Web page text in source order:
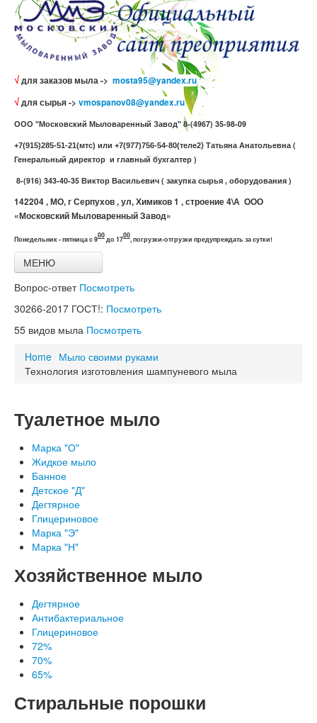
√для заказов мыла -> mosta95@yandex.ru
√для сырья -> vmospanov08@yandex.ru
ООО "Московский Мыловаренный Завод" 8-(4967) 35-98-09
+7(915)285-51-21(мтс) или +7(977)756-54-80(теле2) Татьяна Анатольевна (
Генеральный директор и главный бухгалтер )
8-(916) 343-40-35 Виктор Васильевич ( закупка сырья , оборудования )
142204 , МО, г Серпухов , ул, Химиков 1 , строение 4\А ООО
«Московский Мыловаренный Завод»
Понедельник - пятница с 9
00
до 17
00
,погрузки-отгрузки предупреждать за сутки!
МЕНЮ
Все товары
Связь с нами
ОСТОРОЖНО, НЕ НАШ ТОВАР!
Благодарности
Вопрос-ответ Посмотреть
30266-2017 ГОСТ!: Посмотреть
55 видов мыла Посмотреть
Home Мыло своими руками
Технология изготовления шампуневого мыла
Туалетное мыло
Марка "О"
Жидкое мыло
Банное
Детское "Д"
Дегтярное
Глицериновое
Марка "Э"
Марка "Н"
Хозяйственное мыло
Дегтярное
Антибактериальное
Глицериновое
72%
70%
65%
Стиральные порошки